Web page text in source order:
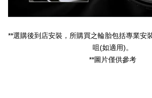
**選購後到店安裝，所購買之輪胎包括專業安
咀 (如適用) 。
**圖片僅供參考